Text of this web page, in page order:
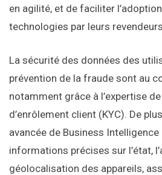
en agilité, et de faciliter
technologies par leurs
La sécurité des données des
prévention de la fraude sont au
notamment grâce à l’expertise
d’enrôlement client (KYC). De
avancée de Business
informations précises sur l’état,
géolocalisation des appareils,